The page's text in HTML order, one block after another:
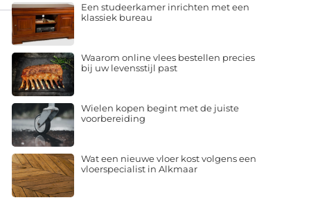
Een studeerkamer inrichten met een
klassiek bureau
Waarom online vlees bestellen precies
bij uw levensstijl past
Wielen kopen begint met de juiste
voorbereiding
Wat een nieuwe vloer kost volgens een
vloerspecialist in Alkmaar